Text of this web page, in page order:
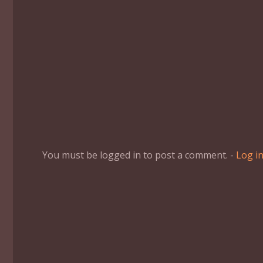
You must be logged in to post a comment. - Log in